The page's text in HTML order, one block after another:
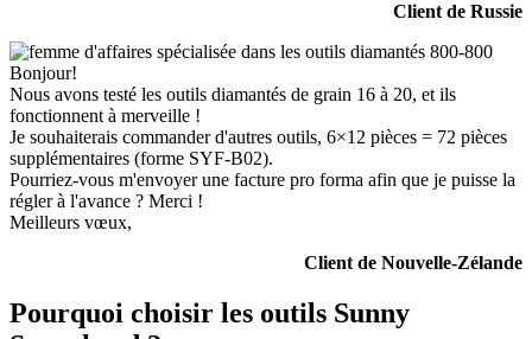
Client de Russie
Bonjour!
Nous avons testé les outils diamantés de grain 16 à 20, et ils
fonctionnent à merveille !
Je souhaiterais commander d'autres outils, 6×12 pièces = 72 pièces
supplémentaires (forme SYF-B02).
Pourriez-vous m'envoyer une facture pro forma afin que je puisse la
régler à l'avance ? Merci !
Meilleurs vœux,
Client de Nouvelle-Zélande
Pourquoi choisir les outils Sunny